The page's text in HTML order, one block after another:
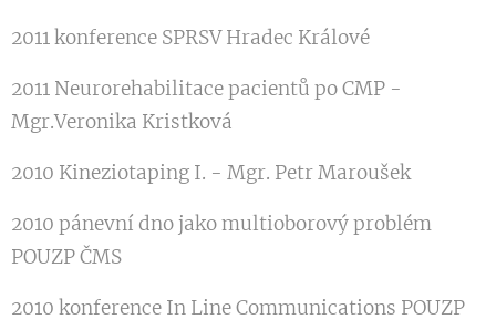
2011 konference SPRSV Hradec Králové
2011 Neurorehabilitace pacientů po CMP -
Mgr.Veronika Kristková
2010 Kineziotaping I. - Mgr. Petr Maroušek
2010 pánevní dno jako multioborový problém
POUZP ČMS
2010 konference In Line Communications POUZP